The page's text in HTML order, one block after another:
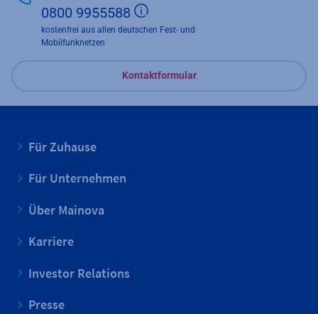
0800 9955588
kostenfrei aus allen deutschen Fest- und
Mobilfunknetzen
Kontaktformular
Für Zuhause
Für Unternehmen
Über Mainova
Karriere
Investor Relations
Presse